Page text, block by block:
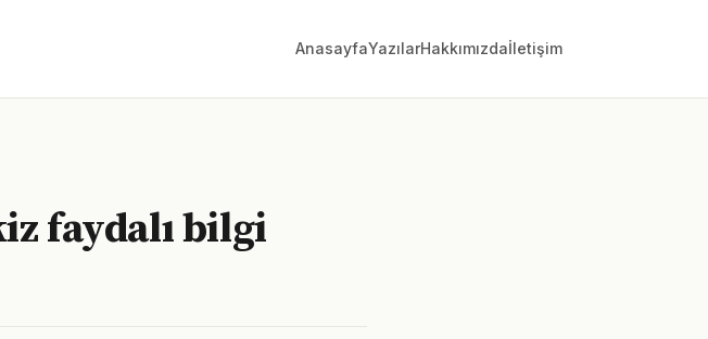
AnasayfaYazılarHakkımızdaİletişim
faydalı bilgi